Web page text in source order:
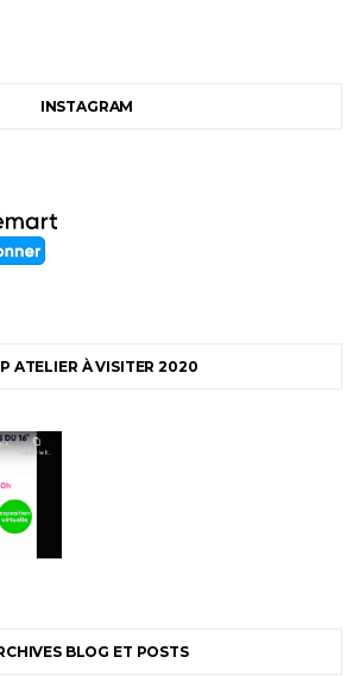
INSTAGRAM
ATELIER À VISITER 2020
BLOG ET POSTS